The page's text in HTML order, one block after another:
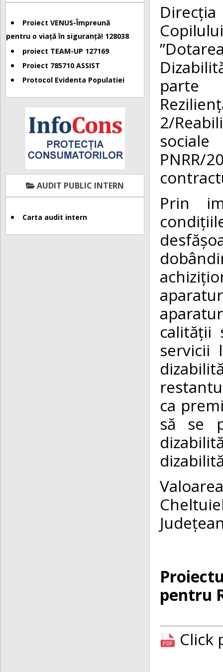
Proiect VENUS-Împreună
pentru o viață în siguranță! 128038
proiect TEAM-UP 127169
Proiect 785710 ASSIST
Protocol Evidenta Populatiei
AUDIT PUBLIC INTERN
Carta audit intern
parte
2/
Prin
calității
servicii
ca
să se
pentru
Click